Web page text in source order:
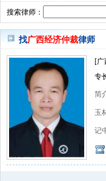
搜索律师：
找广西经济仲裁律师
[广
专
简
玉
记